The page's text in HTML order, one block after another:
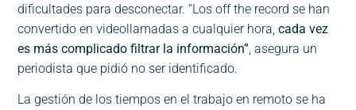
dificultades para desconectar. “Los off the record se han
convertido en videollamadas a cualquier hora,cada vez
es más complicado filtrar la información” , asegura un
periodista que pidió no ser identificado.
La gestión de los tiempos en el trabajo en remoto se ha